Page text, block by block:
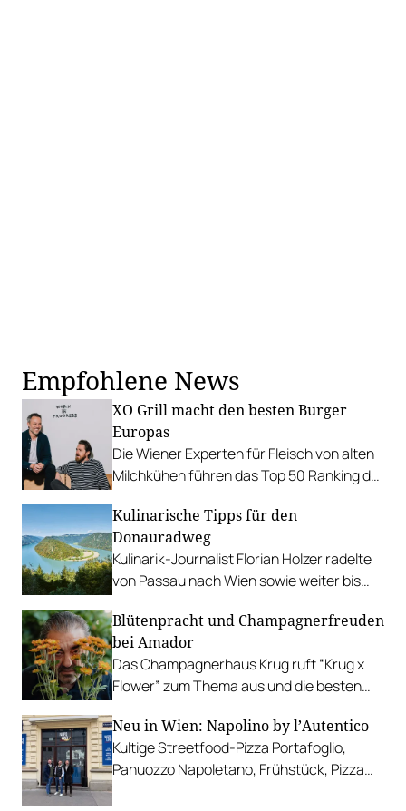
Empfohlene News
XO Grill macht den besten Burger
Europas
Die Wiener Experten für Fleisch von alten
Milchkühen führen das Top 50 Ranking der
Jahr 2024 an.
Kulinarische Tipps für den
Donauradweg
Kulinarik-Journalist Florian Holzer radelte
von Passau nach Wien sowie weiter bis
lohnende Stopps.
Blütenpracht und Champagnerfreuden
bei Amador
Das Champagnerhaus Krug ruft “Krug x
Flower” zum Thema aus und die besten
Menüs.
Neu in Wien: Napolino by l’Autentico
Kultige Streetfood-Pizza Portafoglio,
Panuozzo Napoletano, Frühstück, Pizza